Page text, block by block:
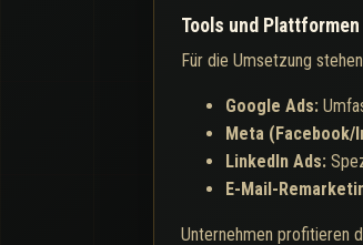
Tools und
Für die Umsetzung
Google Ads:
Meta (Facebook/
LinkedIn Ads:
E-Mail-
Unternehmen profitieren